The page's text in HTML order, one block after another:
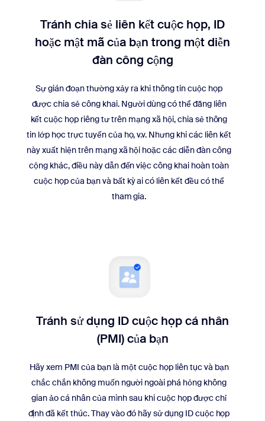
Tránh chia sẻ liên kết cuộc họp, ID
hoặc mật mã của bạn trong một diễn
đàn công cộng
Sự gián đoạn thường xảy ra khi thông tin cuộc họp
được chia sẻ công khai. Người dùng có thể đăng liên
kết cuộc họp riêng tư trên mạng xã hội, chia sẻ thông
tin lớp học trực tuyến của họ, v.v. Nhưng khi các liên kết
này xuất hiện trên mạng xã hội hoặc các diễn đàn công
cộng khác, điều này dẫn đến việc công khai hoàn toàn
cuộc họp của bạn và bất kỳ ai có liên kết đều có thể
tham gia.
Tránh sử dụng ID cuộc họp cá nhân
(PMI) của bạn
Hãy xem PMI của bạn là một cuộc họp liên tục và bạn
chắc chắn không muốn người ngoài phá hỏng không
gian ảo cá nhân của mình sau khi cuộc họp được chỉ
định đã kết thúc. Thay vào đó hãy sử dụng ID cuộc họp